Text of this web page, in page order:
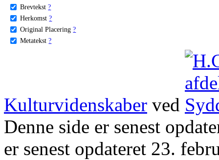
Brevtekst ?
Herkomst ?
Original Placering ?
Metatekst ?
Kulturvidenskaber ved
Denne side er senest
er senest opdateret 23.